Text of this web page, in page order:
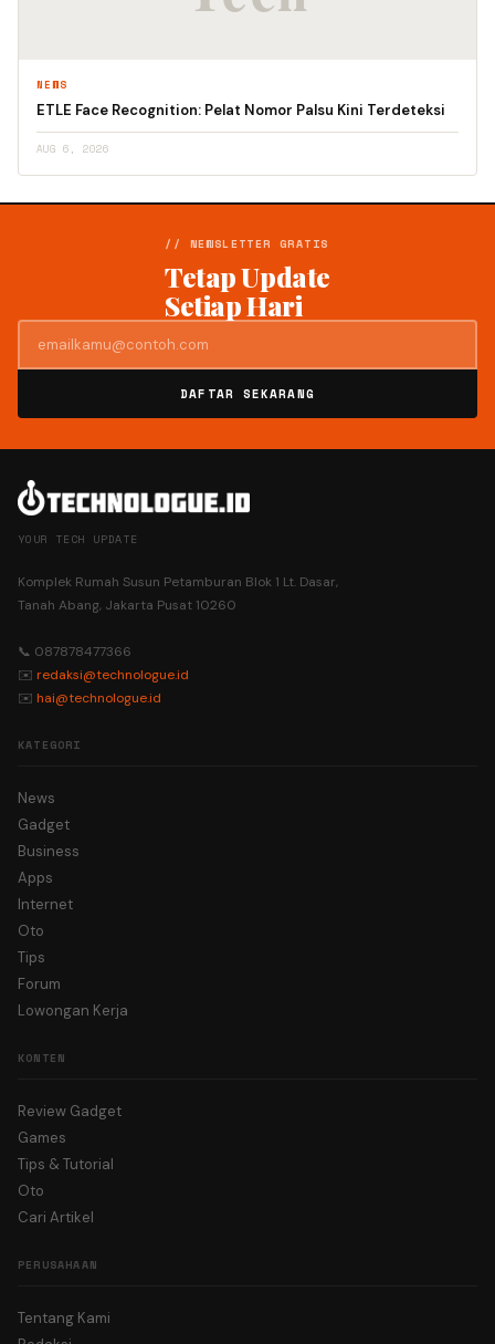
NEWS
ETLE Face Recognition: Pelat Nomor Palsu Kini Terdeteksi
AUG 6, 2026
// NEWSLETTER GRATIS
Tetap Update
Setiap Hari
DAFTAR SEKARANG
YOUR TECH UPDATE
Komplek Rumah Susun Petamburan Blok 1 Lt. Dasar,
Tanah Abang, Jakarta Pusat 10260
📞 087878477366
✉️ redaksi@technologue.id
✉️ hai@technologue.id
KATEGORI
News
Gadget
Business
Apps
Internet
Oto
Tips
Forum
Lowongan Kerja
KONTEN
Review Gadget
Games
Tips & Tutorial
Oto
Cari Artikel
PERUSAHAAN
Tentang Kami